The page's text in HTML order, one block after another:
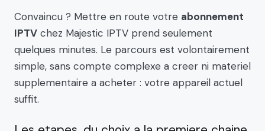
Convaincu ? Mettre en route votre abonnement
IPTV chez Majestic IPTV prend seulement
quelques minutes. Le parcours est volontairement
simple, sans compte complexe a creer ni materiel
supplementaire a acheter : votre appareil actuel
suffit.